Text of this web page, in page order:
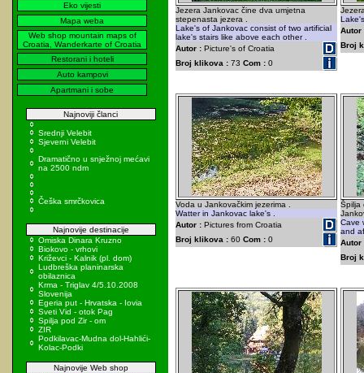
Eko vijesti
Mapa weba
Web shop mountain maps of
Croatia, Wanderkarte of Croatia
Restorani i hoteli
Auto kampovi
Apartmani i sobe
Najnoviji članci
Srednji Velebit
Sjeverni Velebit
Dramatično u snježnoj mećavi
na 2500 ndm
Češka smrčkovica
Najnovije destinacije
Omiska Dinara Kruzno
Biokovo - vrhovi
Križevci - Kalnik (pl. dom)
Ludbreška planinarska
obilaznica
Krma - Triglav 4/5.10.2008
Slovenija
Egeria put - Hrvatska - Iovia
Sveti Vid - otok Pag
Spilja pod Zir - om
ZIR
Podkilavac-Mudna dol-Hahlići-
Kolac-Podki
Najnovije Web shop
Jezera Jankovac čine dva umjetna
stepenasta jezera .
Lake's of Jankovac consist of two artificial
lake's stairs like above each other .
Autor : Picture's of Croatia
Broj klikova : 73 Com : 0
Autor
Broj
Voda u Jankovačkim jezerima .
Watter in Jankovac lake's .
Autor : Pictures from Croatia
Broj klikova : 60 Com : 0
Špilja
Cave
and
Autor
Broj